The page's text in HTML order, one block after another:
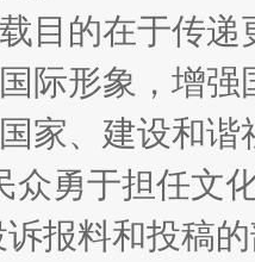
目的在于传
际形象，增
家、建设和
众勇于担任文
报料和投稿